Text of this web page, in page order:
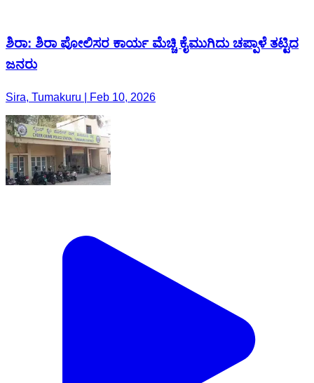
ಶಿರಾ: ಶಿರಾ ಪೋಲಿಸರ ಕಾರ್ಯ ಮೆಚ್ಚಿ ಕೈಮುಗಿದು ಚಪ್ಪಾಳೆ ತಟ್ಟಿದ
ಜನರು
Sira, Tumakuru | Feb 10, 2026